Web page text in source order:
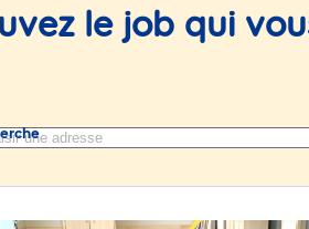
le job qui